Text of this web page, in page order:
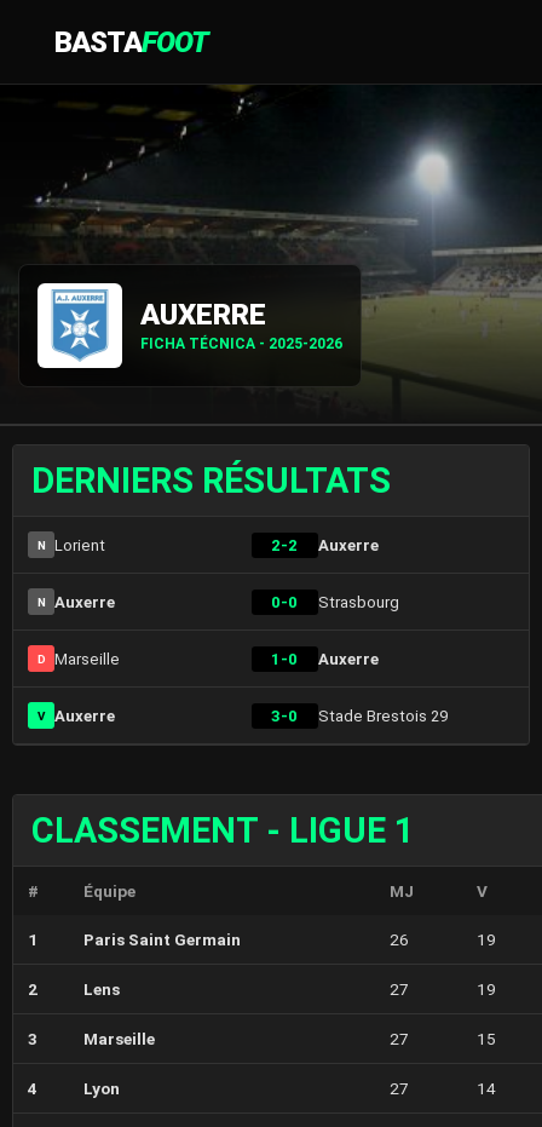
BASTAFOOT
AUXERRE
FICHA TÉCNICA - 2025-2026
DERNIERS RÉSULTATS
N Lorient 2-2 Auxerre
N Auxerre 0-0 Strasbourg
D Marseille 1-0 Auxerre
V Auxerre 3-0 Stade Brestois 29
CLASSEMENT - LIGUE 1
# Équipe MJ V
1 Paris Saint Germain 26 19
2 Lens 27 19
3 Marseille 27 15
4 Lyon 27 14